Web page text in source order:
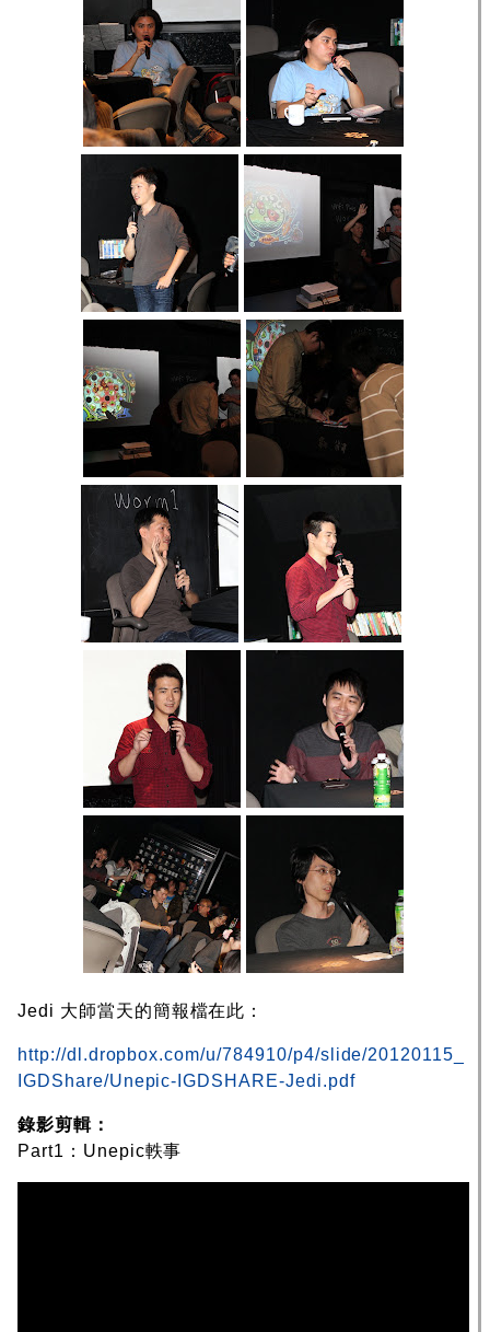
Jedi 大師當天的簡報檔在此：
http://dl.dropbox.com/u/784910/p4/slide/20120115_
IGDShare/Unepic-IGDSHARE-Jedi.pdf
錄影剪輯：
Part1：Unepic軼事